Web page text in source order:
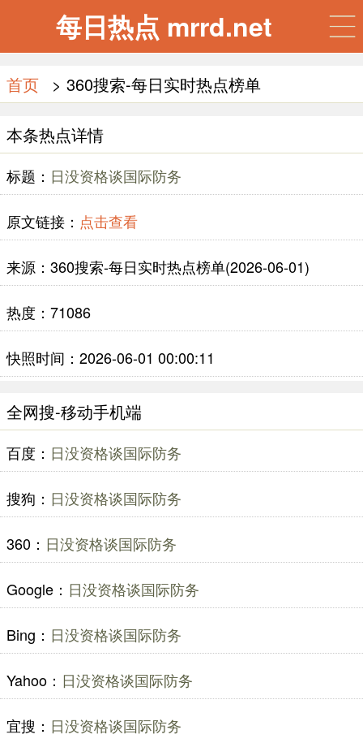
每日热点 mrrd.net
首页 > 360搜索-每日实时热点榜单
本条热点详情
标题： 日没资格谈国际防务
原文链接： 点击查看
来源：360搜索-每日实时热点榜单(2026-06-01)
热度：71086
快照时间：2026-06-01 00:00:11
全网搜-移动手机端
百度： 日没资格谈国际防务
搜狗： 日没资格谈国际防务
360： 日没资格谈国际防务
Google： 日没资格谈国际防务
Bing： 日没资格谈国际防务
Yahoo： 日没资格谈国际防务
宜搜： 日没资格谈国际防务